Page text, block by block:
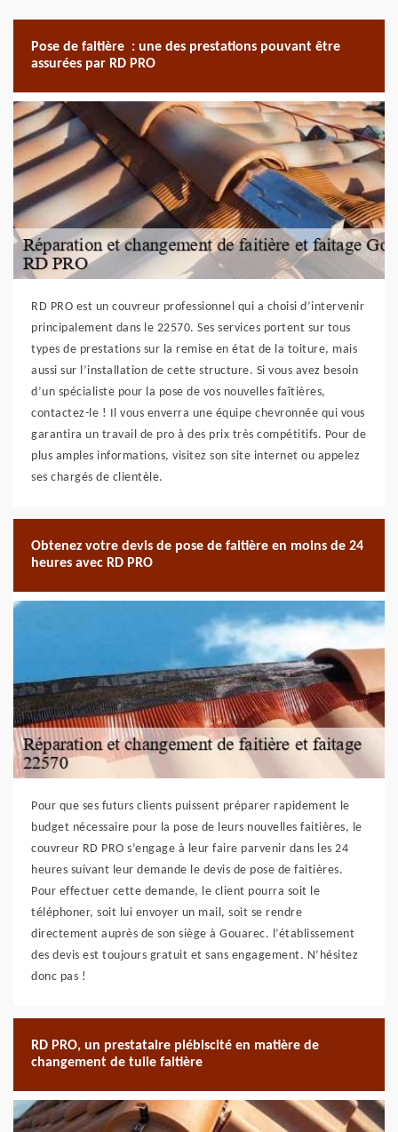
Pose de faitière : une des prestations pouvant être
assurées par RD PRO
RD PRO est un couvreur professionnel qui a choisi d’intervenir
principalement dans le 22570. Ses services portent sur tous
types de prestations sur la remise en état de la toiture, mais
aussi sur l’installation de cette structure. Si vous avez besoin
d’un spécialiste pour la pose de vos nouvelles faîtières,
contactez-le ! Il vous enverra une équipe chevronnée qui vous
garantira un travail de pro à des prix très compétitifs. Pour de
plus amples informations, visitez son site internet ou appelez
ses chargés de clientèle.
Obtenez votre devis de pose de faitière en moins de 24
heures avec RD PRO
Pour que ses futurs clients puissent préparer rapidement le
budget nécessaire pour la pose de leurs nouvelles faitières, le
couvreur RD PRO s’engage à leur faire parvenir dans les 24
heures suivant leur demande le devis de pose de faitières.
Pour effectuer cette demande, le client pourra soit le
téléphoner, soit lui envoyer un mail, soit se rendre
directement auprès de son siège à Gouarec. l’établissement
des devis est toujours gratuit et sans engagement. N’hésitez
donc pas !
RD PRO, un prestataire plébiscité en matière de
changement de tuile faitière